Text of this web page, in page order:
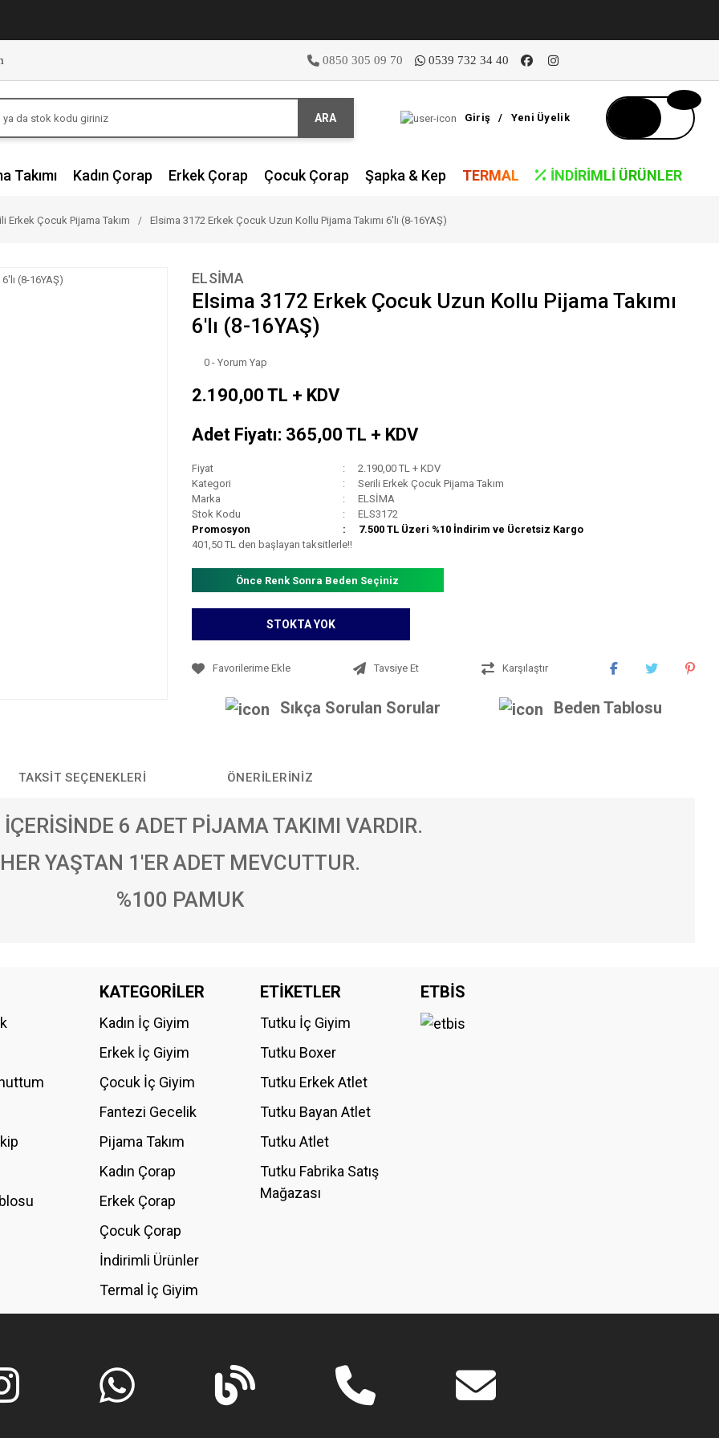
0850 305 09 70 0539 732 34 40
ARA Giriş / Yeni Üyelik
Takımı Kadın Çorap Erkek Çorap Çocuk Çorap Şapka & Kep TERMAL İNDIRIMLI ÜRÜNLER
Erkek Çocuk Pijama Takım Elsima 3172 Erkek Çocuk Uzun Kollu Pijama Takımı 6'lı (8-16YAŞ)
ELSİMA
Elsima 3172 Erkek Çocuk Uzun Kollu Pijama Takımı
6'lı (8-16YAŞ)
0 - Yorum Yap
2.190,00 TL + KDV
Adet Fiyatı: 365,00 TL + KDV
Fiyat
2.190,00 TL + KDV
Kategori
Serili Erkek Çocuk Pijama Takım
Marka
ELSİMA
Stok Kodu
ELS3172
Promosyon
7.500 TL Üzeri %10 İndirim ve Ücretsiz Kargo
401,50 TL den başlayan taksitlerle!!
Önce Renk Sonra Beden Seçiniz
STOKTA YOK
Tavsiye Et Karşılaştır
Sıkça Sorulan Sorular Beden Tablosu
TAKSIT SEÇENEKLERI ÖNERILERINIZ
İÇERİSİNDE 6 ADET PİJAMA TAKIMI VARDIR.
HER YAŞTAN 1'ER ADET MEVCUTTUR.
%100 PAMUK
Bu ürüne ilk yorumu siz yapın!
KATEGORİLER
Kadın İç Giyim
Erkek İç Giyim
Çocuk İç Giyim
Fantezi Gecelik
Pijama Takım
Kadın Çorap
Erkek Çorap
Çocuk Çorap
İndirimli Ürünler
Termal İç Giyim
ETİKETLER
Tutku İç Giyim
Tutku Boxer
Tutku Erkek Atlet
Tutku Bayan Atlet
Tutku Atlet
Tutku Fabrika Satış
Mağazası
ETBİS